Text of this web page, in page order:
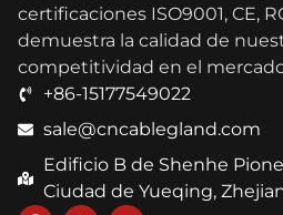
certificaciones ISO9001, CE,
demuestra la calidad de
competitividad en el
+86-15177549022
sale@cncablegland.com
Edificio B de Shenhe
Ciudad de Yueqing,